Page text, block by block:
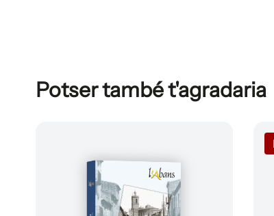
Potser també t'agradaria